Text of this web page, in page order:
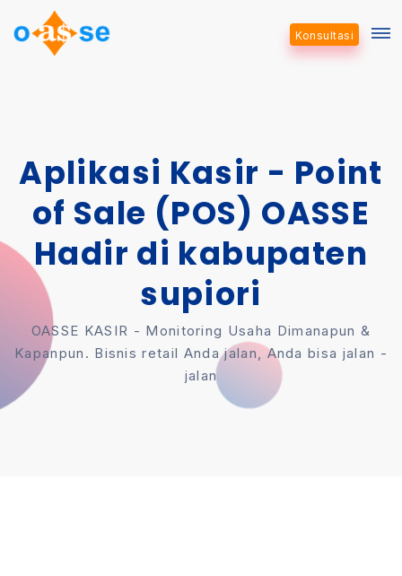
Konsultasi
Aplikasi Kasir - Point
of Sale (POS) OASSE
Hadir di kabupaten
supiori
OASSE KASIR - Monitoring Usaha Dimanapun &
Kapanpun. Bisnis retail Anda jalan, Anda bisa jalan -
jalan